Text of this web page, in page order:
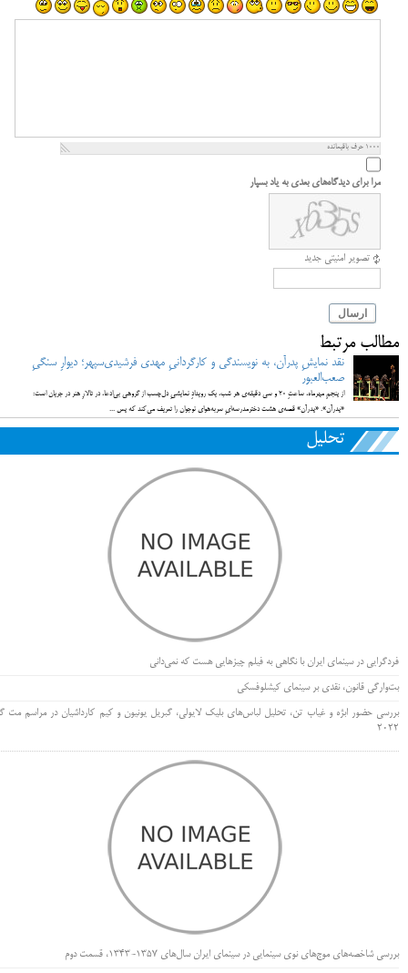
1000 حرف باقیمانده
مرا برای دیدگاه‌های بعدی به یاد بسپار
تصویر امنیتی جدید
ارسال
مطالب مرتبط
نقد نمایشِ پدرآن، به نویسندگی و کارگردانیِ مهدی فرشیدی‌سپهر؛ دیوارِ سنگیِ
صعب‌العبور
از پنجمِ مهرماه، ساعتِ ۲۰ و سی دقیقه‌ی هر شب، یک رویدادِ نمایشیِ دل‌چسب از گروهی بی‌ادعا، در تالارِ هنر در جریان است:
«پدرآن». «پدرآن» قصه‌ی هشت دخترمدرسه‌ایِ سربه‌هوای نوجوان را تعریف می‌کند که پس ...
تحلیل
فردگرایی در سینمای ایران با نگاهی به فیلم چیزهایی هست که نمی‌دانی
بت‌وارگی قانون، نقدی بر سینمای کیشلوفسکی
بررسی حضور ابژه و غیاب تن، تحلیل لباس‌های بلیک لایولی، گبریل یونیون و کیم کارداشیان در مراسم مت
۲۰۲۲
بررسی شاخصه‌های موج‌های نوی سینمایی در سینمای ایران سال‌های 1357-1343، قسمت دوم